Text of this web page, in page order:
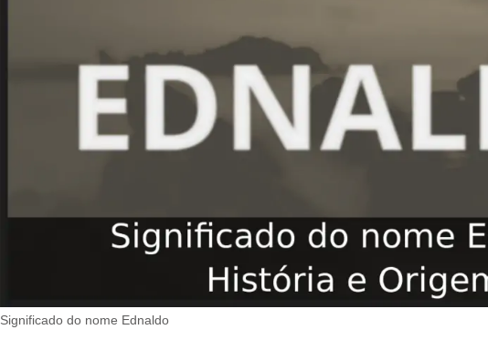
Significado do nome Ednaldo